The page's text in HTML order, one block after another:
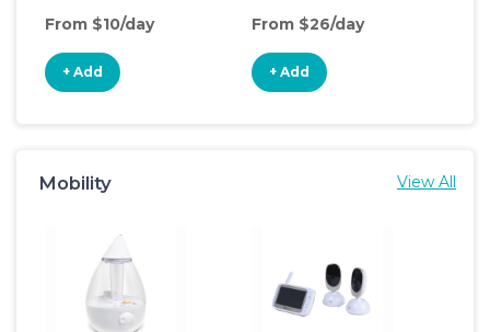
From $10/day
+ Add
Upgrade
From $26/day
+ Add
Mobility View All